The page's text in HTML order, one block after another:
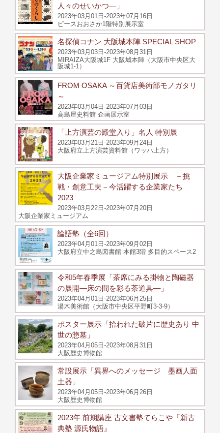
人々のせいかつ―」
2023年03月01日-2023年07月16日
ピースおおさか1階特別展示室
名探偵コナン 大阪城本陣 SPECIAL SHOP
2023年03月03日-2023年08月31日
MIRAIZA大阪城1F 大阪城本陣（大阪市中央区大
阪城1-1）
FROM OSAKA ～百貨店美術部モノガタリ
～
2023年03月04日-2023年07月03日
高島屋史料館 企画展示室
「上方演芸の殿堂入り」名人 特別展
2023年03月21日-2023年09月24日
大阪府立上方演芸資料館（ワッハ上方）
大阪企業家ミュージアム特別展示 －挑
戦・創意工夫－今活躍する企業家たち
2023
2023年03月22日-2023年07月20日
大阪企業家ミュージアム
論語塾（全6回）
2023年04月01日-2023年09月02日
大阪府立中之島図書館 本館3階 多目的スペース2
令和5年春季展「茶席にみる掛物と陶磁器
の展開―床の間を彩る茶道具―」
2023年04月01日-2023年06月25日
湯木美術館（大阪市中央区平野町3-3-9）
ポスター展示「拾われた破片に歴史あり 中
世の惣墓」
2023年04月05日-2023年08月31日
大阪歴史博物館
常設展示「異界へのメッセージ 墨画人面
土器」
2023年04月05日-2023年06月26日
大阪歴史博物館
2023年 前期講座 古文書塾てらこや『新古
典塾 源氏物語』